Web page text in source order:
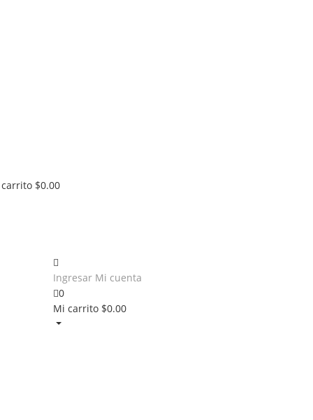
$0.00
Ingresar Mi cuenta
0
Mi carrito $0.00